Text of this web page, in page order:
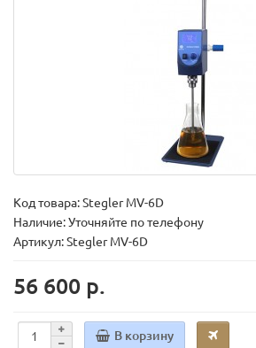
Код товара:Stegler MV-6D
Наличие: Уточняйте по телефону
Артикул: Stegler MV-6D
56 600 р.
В корзину